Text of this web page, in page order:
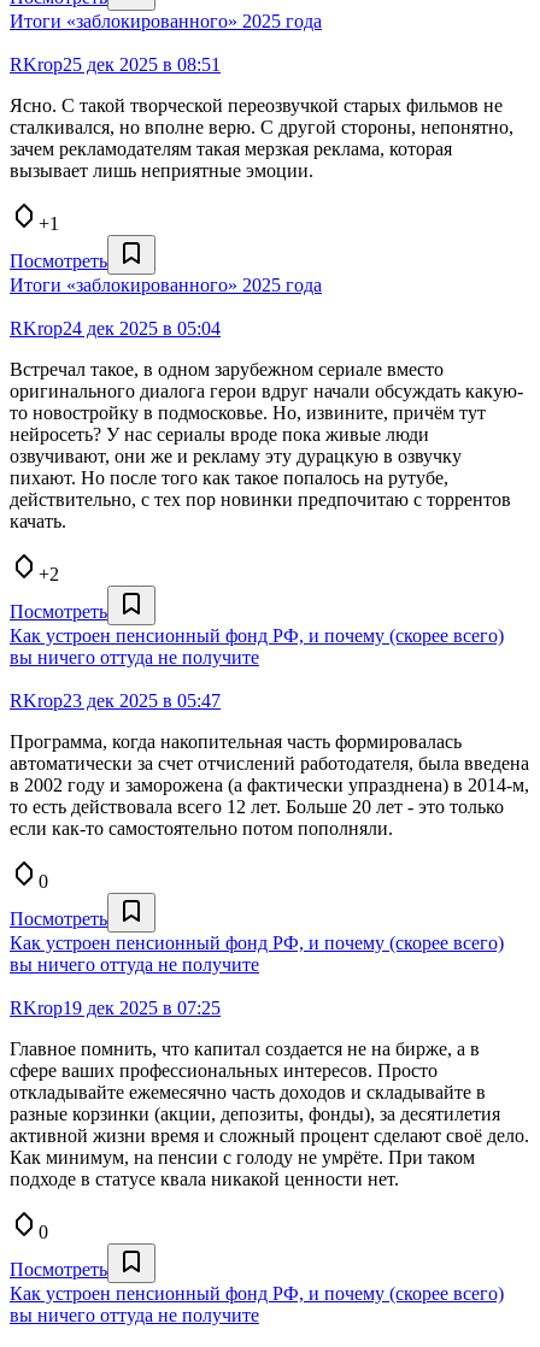
Итоги «заблокированного» 2025 года
RKrop25 дек 2025 в 08:51
Ясно. С такой творческой переозвучкой старых фильмов не
сталкивался, но вполне верю. С другой стороны, непонятно,
зачем рекламодателям такая мерзкая реклама, которая
вызывает лишь неприятные эмоции.
+1
Посмотреть
Итоги «заблокированного» 2025 года
RKrop24 дек 2025 в 05:04
Встречал такое, в одном зарубежном сериале вместо
оригинального диалога герои вдруг начали обсуждать какую-
то новостройку в подмосковье. Но, извините, причём тут
нейросеть? У нас сериалы вроде пока живые люди
озвучивают, они же и рекламу эту дурацкую в озвучку
пихают. Но после того как такое попалось на рутубе,
действительно, с тех пор новинки предпочитаю с торрентов
качать.
+2
Посмотреть
Как устроен пенсионный фонд РФ, и почему (скорее всего)
вы ничего оттуда не получите
RKrop23 дек 2025 в 05:47
Программа, когда накопительная часть формировалась
автоматически за счет отчислений работодателя, была введена
в 2002 году и заморожена (а фактически упразднена) в 2014-м,
то есть действовала всего 12 лет. Больше 20 лет - это только
если как-то самостоятельно потом пополняли.
0
Посмотреть
Как устроен пенсионный фонд РФ, и почему (скорее всего)
вы ничего оттуда не получите
RKrop19 дек 2025 в 07:25
Главное помнить, что капитал создается не на бирже, а в
сфере ваших профессиональных интересов. Просто
откладывайте ежемесячно часть доходов и складывайте в
разные корзинки (акции, депозиты, фонды), за десятилетия
активной жизни время и сложный процент сделают своё дело.
Как минимум, на пенсии с голоду не умрёте. При таком
подходе в статусе квала никакой ценности нет.
0
Посмотреть
Как устроен пенсионный фонд РФ, и почему (скорее всего)
вы ничего оттуда не получите